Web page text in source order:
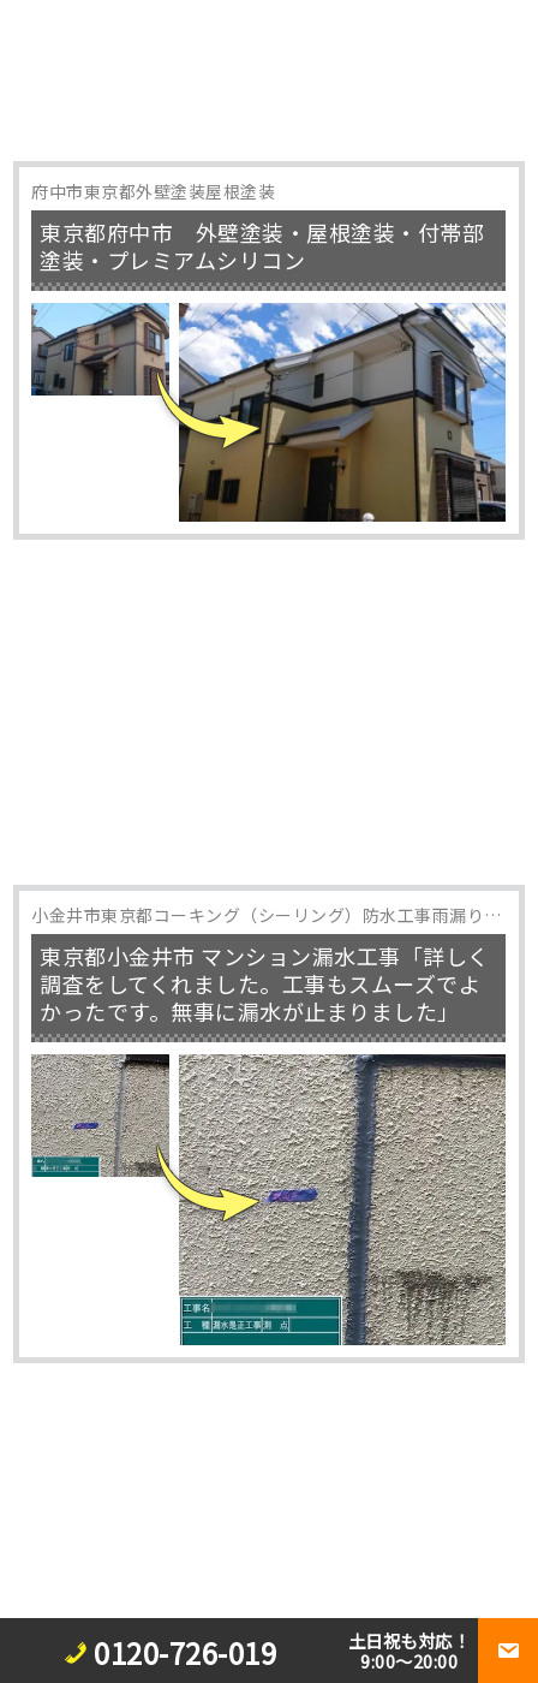
府中市東京都外壁塗装屋根塗装
東京都府中市 外壁塗装・屋根塗装・付帯部
塗装・プレミアムシリコン
小金井市東京都コーキング（シーリング）防水工事雨漏り修
理東京都小金井市 マンション漏水工事「詳しく
調査をしてくれました。工事もスムーズでよ
かったです。無事に漏水が止まりました」
0120-726-019
土日祝も対応！
9:00～20:00